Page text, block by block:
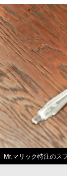
Mr.マリック特注の